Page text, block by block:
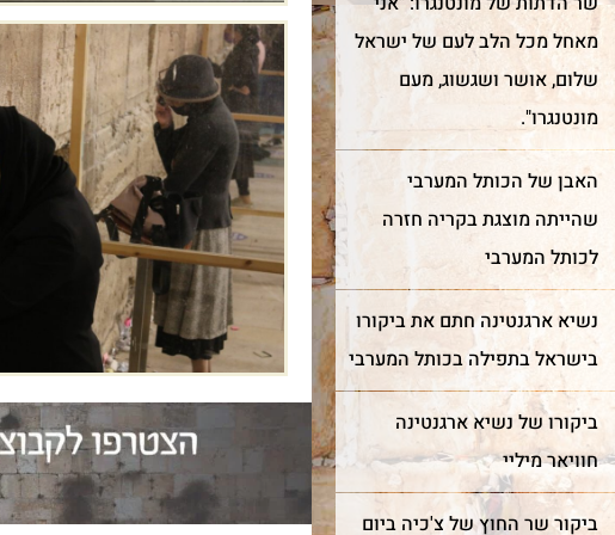
מאחל מכל הלב לעם של ישראל
שלום, אושר ושגשוג, מעם
מונטנגרו".
האבן של הכותל המערבי
שהייתה מוצגת בקריה חזרה
לכותל המערבי
נשיא ארגנטינה חתם את ביקורו
בישראל בתפילה בכותל המערבי
ביקורו של נשיא ארגנטינה
חוויאר מיליי
ביקור שר החוץ של צ'כיה ביום
מצווה
למורשת הכותל המערבי
אתכם לחגוג בר מצווה
בטקס מרגש ובאווירה
של אחדות וקדושה.
חדש!מייצג
שער השמיים
מה מביא אנשים ונשים מכל
קצוות תבל להתרפק על
האבנים העתיקות?